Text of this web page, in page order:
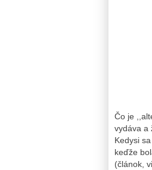
Čo je
vydáva a
Kedysi
keďže
(článok,